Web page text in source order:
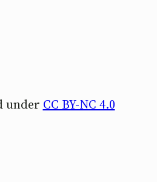
under CC BY-NC 4.0